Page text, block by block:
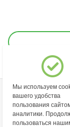
Моя учетная
Мы используем
вашего удобства
пользования
аналитики.
пользоваться